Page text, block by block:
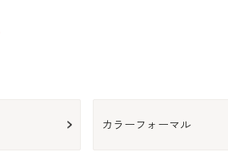
カラーフォーマル